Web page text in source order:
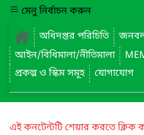
মেনু নির্বাচন করুন
অধিদপ্তর পরিচিতি
আইন/বিধিমালা/নীতিমালা
প্রকল্প ও স্কিম সমূহ
যোগাযোগ
এই কনটেন্টটি শেয়ার করতে ক্লিক